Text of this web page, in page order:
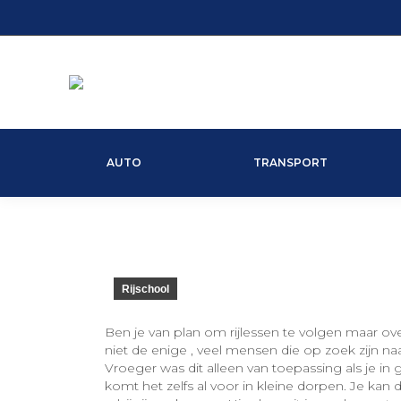
AUTO TRANSPORT
Rijschool
Ben je van plan om rijlessen te volgen maar
niet de enige , veel mensen die op zoek zijn
Vroeger was dit alleen van toepassing als je
komt het zelfs al voor in kleine dorpen. Je kan